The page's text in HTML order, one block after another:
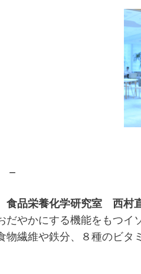
－
食品栄養化学研究室 西村
やかにする機能をもつイ
物繊維や鉄分、８種のビ